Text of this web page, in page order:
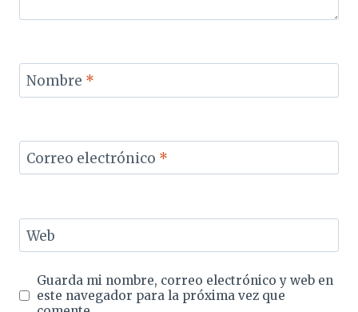
Nombre *
Correo electrónico *
Web
Guarda mi nombre, correo electrónico y web en
este navegador para la próxima vez que